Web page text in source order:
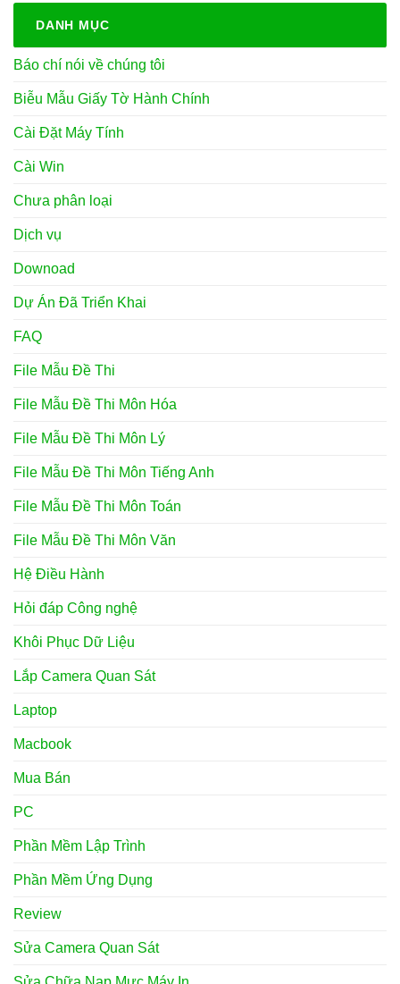
DANH MỤC
Báo chí nói về chúng tôi
Biễu Mẫu Giấy Tờ Hành Chính
Cài Đặt Máy Tính
Cài Win
Chưa phân loại
Dịch vụ
Downoad
Dự Án Đã Triển Khai
FAQ
File Mẫu Đề Thi
File Mẫu Đề Thi Môn Hóa
File Mẫu Đề Thi Môn Lý
File Mẫu Đề Thi Môn Tiếng Anh
File Mẫu Đề Thi Môn Toán
File Mẫu Đề Thi Môn Văn
Hệ Điều Hành
Hỏi đáp Công nghệ
Khôi Phục Dữ Liệu
Lắp Camera Quan Sát
Laptop
Macbook
Mua Bán
PC
Phần Mềm Lập Trình
Phần Mềm Ứng Dụng
Review
Sửa Camera Quan Sát